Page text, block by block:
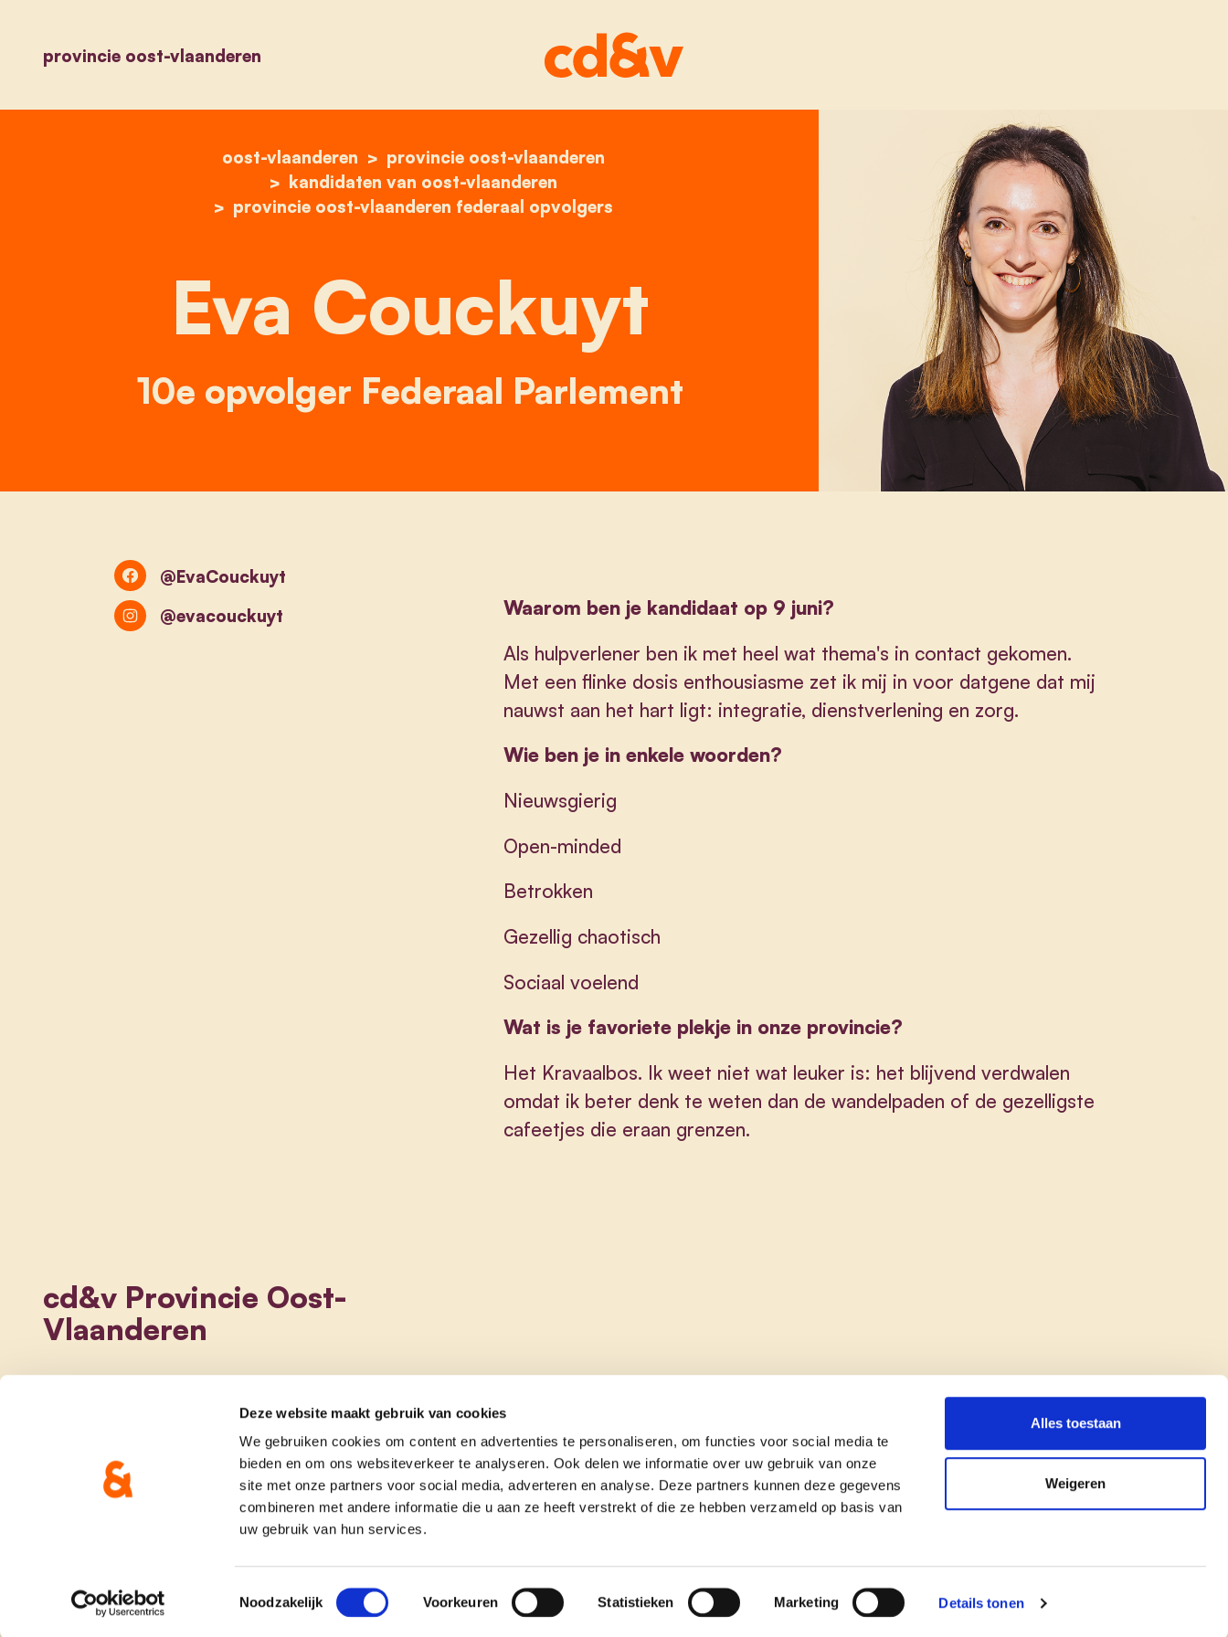
Deze website maakt gebruik van cookies
We gebruiken cookies om content en advertenties te personaliseren, om functies voor social media te
bieden en om ons websiteverkeer te analyseren. Ook delen we informatie over uw gebruik van onze
site met onze partners voor social media, adverteren en analyse. Deze partners kunnen deze gegevens
combineren met andere informatie die u aan ze heeft verstrekt of die ze hebben verzameld op basis van
uw gebruik van hun services.
Toestemmingsselectie
Noodzakelijk Voorkeuren Statistieken Marketing Details tonen
Alles toestaan
Weigeren
provincie oost-vlaanderen
home
oost-vlaanderen
provincie oost-vlaanderen
kandidaten van oost-vlaanderen
provincie oost-vlaanderen federaal opvolgers
eva couckuyt
Eva Couckuyt
10e opvolger Federaal Parlement
Waarom ben je kandidaat op 9 juni?
Als hulpverlener ben ik met heel wat thema's in contact gekomen.
Met een flinke dosis enthousiasme zet ik mij in voor datgene dat mij
nauwst aan het hart ligt: integratie, dienstverlening en zorg.
Wie ben je in enkele woorden?
Nieuwsgierig
Open-minded
Betrokken
Gezellig chaotisch
Sociaal voelend
Wat is je favoriete plekje in onze provincie?
Het Kravaalbos. Ik weet niet wat leuker is: het blijvend verdwalen
omdat ik beter denk te weten dan de wandelpaden of de gezelligste
cafeetjes die eraan grenzen.
@EvaCouckuyt
@evacouckuyt
cd&v Provincie Oost-
Vlaanderen
onze partij doe mee contact